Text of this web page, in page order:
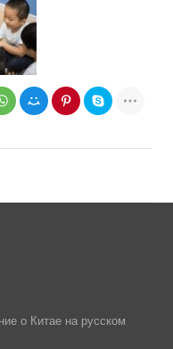
о Китае на русском